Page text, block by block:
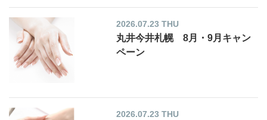
2026.07.23 THU
丸井今井札幌 8月・9月キャン
ペーン
2026.07.23 THU